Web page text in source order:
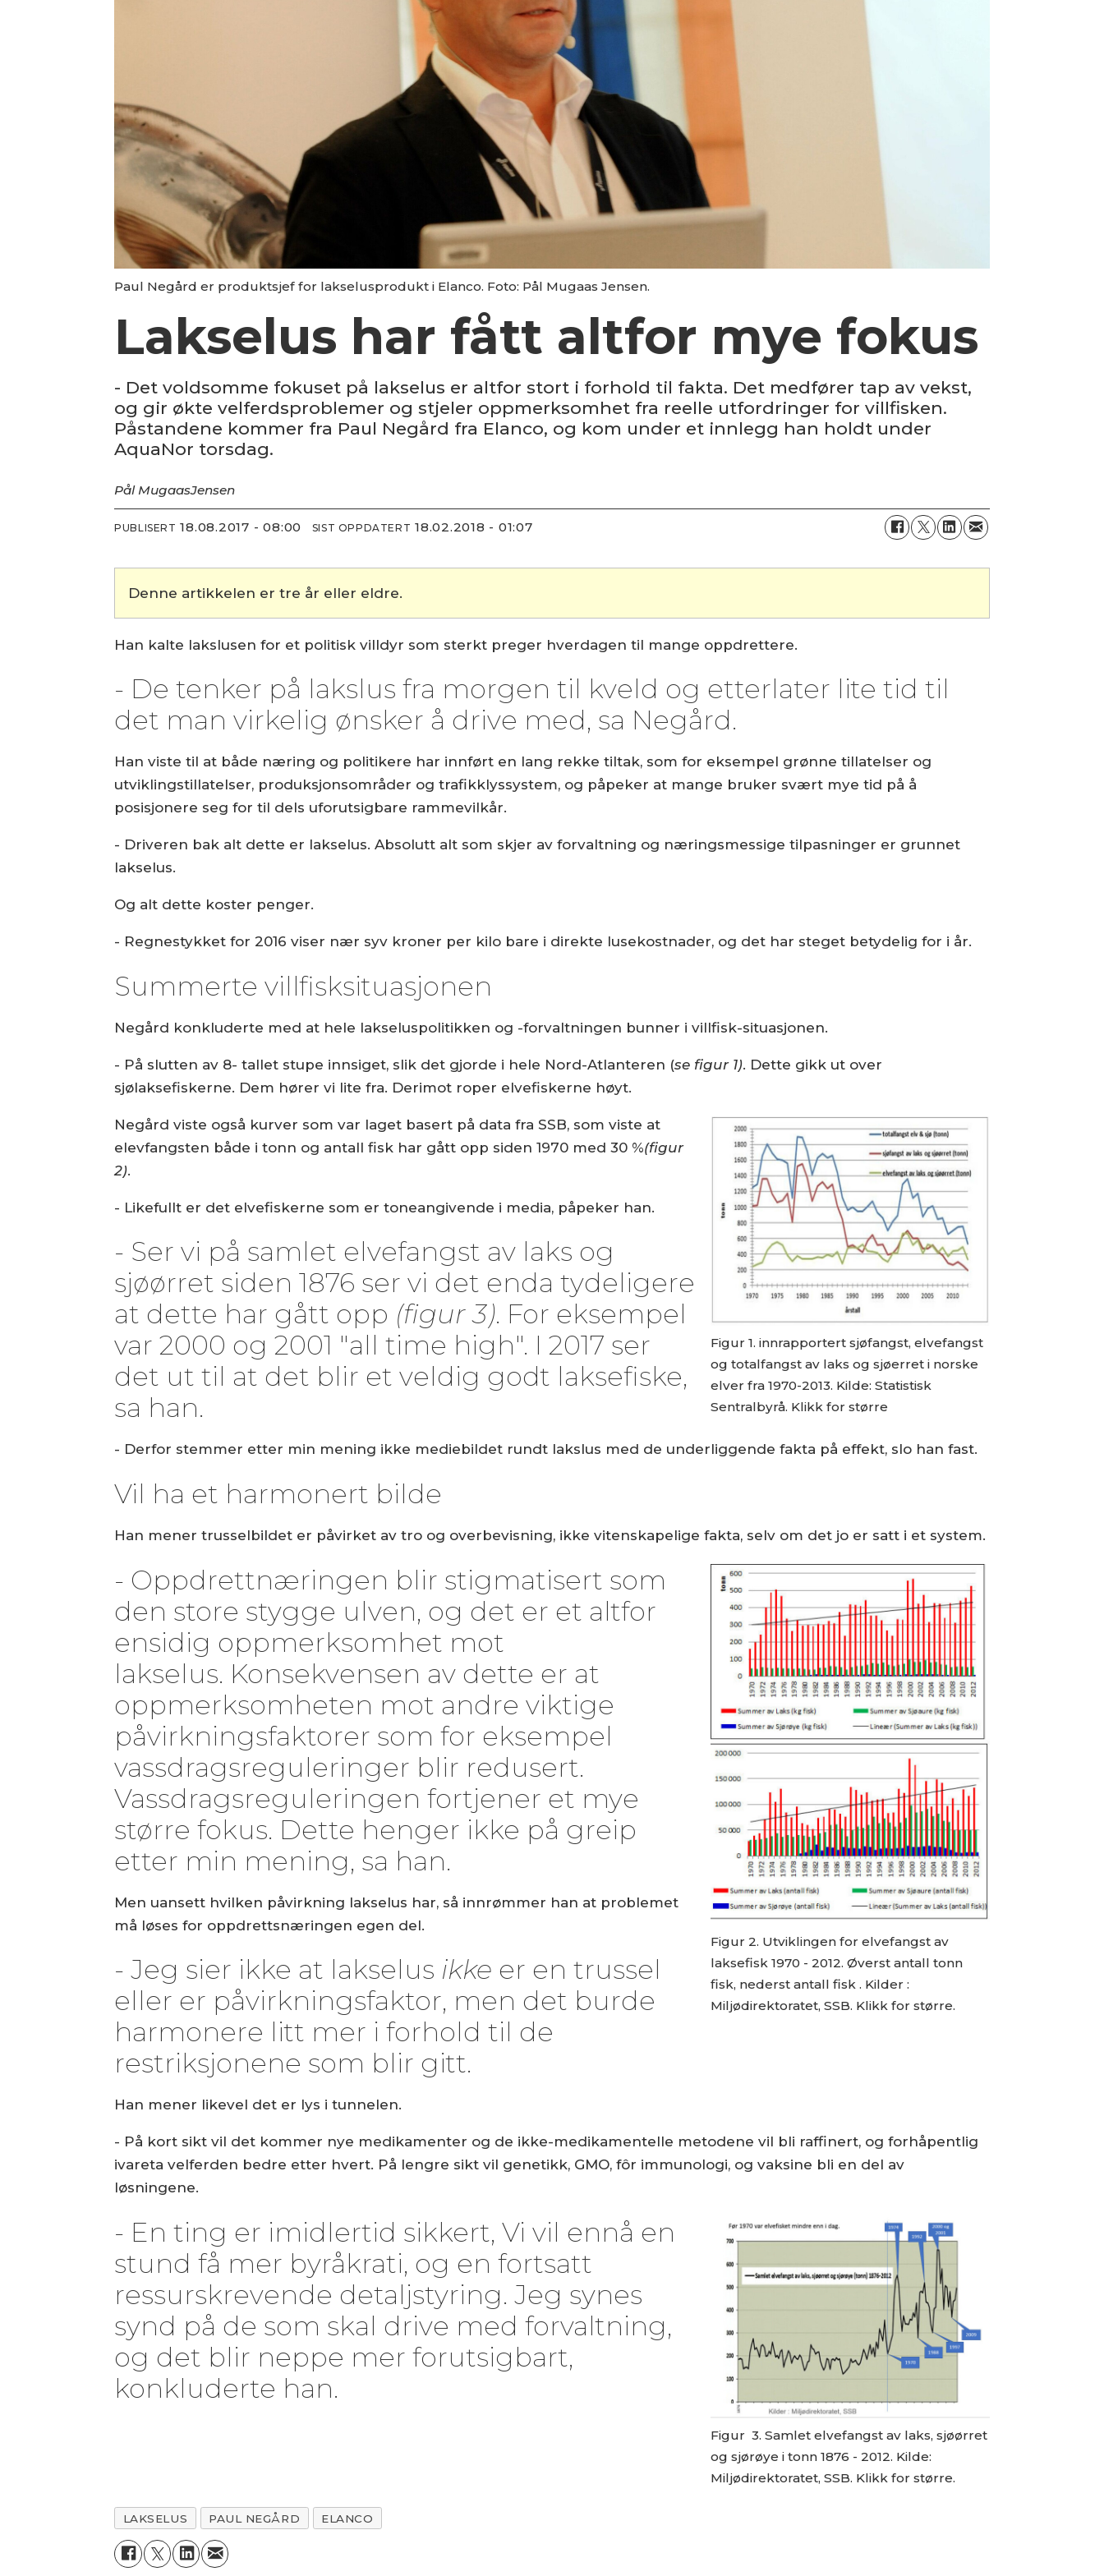
Paul Negård er produktsjef for lakselusprodukt i Elanco. Foto: Pål Mugaas Jensen.
Lakselus har fått altfor mye fokus
- Det voldsomme fokuset på lakselus er altfor stort i forhold til fakta. Det medfører tap av vekst,
og gir økte velferdsproblemer og stjeler oppmerksomhet fra reelle utfordringer for villfisken.
Påstandene kommer fra Paul Negård fra Elanco, og kom under et innlegg han holdt under
AquaNor torsdag.
Pål MugaasJensen
PUBLISERT 18.08.2017 - 08:00 SIST OPPDATERT 18.02.2018 - 01:07
Denne artikkelen er tre år eller eldre.
Han kalte lakslusen for et politisk villdyr som sterkt preger hverdagen til mange oppdrettere.
- De tenker på lakslus fra morgen til kveld og etterlater lite tid til
det man virkelig ønsker å drive med, sa Negård.
Han viste til at både næring og politikere har innført en lang rekke tiltak, som for eksempel grønne tillatelser og
utviklingstillatelser, produksjonsområder og trafikklyssystem, og påpeker at mange bruker svært mye tid på å
posisjonere seg for til dels uforutsigbare rammevilkår.
- Driveren bak alt dette er lakselus. Absolutt alt som skjer av forvaltning og næringsmessige tilpasninger er grunnet
lakselus.
Og alt dette koster penger.
- Regnestykket for 2016 viser nær syv kroner per kilo bare i direkte lusekostnader, og det har steget betydelig for i år.
Summerte villfisksituasjonen
Negård konkluderte med at hele lakseluspolitikken og -forvaltningen bunner i villfisk-situasjonen.
- På slutten av 8- tallet stupe innsiget, slik det gjorde i hele Nord-Atlanteren (se figur 1). Dette gikk ut over
sjølaksefiskerne. Dem hører vi lite fra. Derimot roper elvefiskerne høyt.
Figur 1. innrapportert sjøfangst, elvefangst
og totalfangst av laks og sjøerret i norske
elver fra 1970-2013. Kilde: Statistisk
Sentralbyrå. Klikk for større
Negård viste også kurver som var laget basert på data fra SSB, som viste at
elevfangsten både i tonn og antall fisk har gått opp siden 1970 med 30 %(figur
2).
- Likefullt er det elvefiskerne som er toneangivende i media, påpeker han.
- Ser vi på samlet elvefangst av laks og
sjøørret siden 1876 ser vi det enda tydeligere
at dette har gått opp (figur 3). For eksempel
var 2000 og 2001 "all time high". I 2017 ser
det ut til at det blir et veldig godt laksefiske,
sa han.
- Derfor stemmer etter min mening ikke mediebildet rundt lakslus med de underliggende fakta på effekt, slo han fast.
Vil ha et harmonert bilde
Han mener trusselbildet er påvirket av tro og overbevisning, ikke vitenskapelige fakta, selv om det jo er satt i et system.
Figur 2. Utviklingen for elvefangst av
laksefisk 1970 - 2012. Øverst antall tonn
fisk, nederst antall fisk . Kilder :
Miljødirektoratet, SSB. Klikk for større.
- Oppdrettnæringen blir stigmatisert som
den store stygge ulven, og det er et altfor
ensidig oppmerksomhet mot
lakselus. Konsekvensen av dette er at
oppmerksomheten mot andre viktige
påvirkningsfaktorer som for eksempel
vassdragsreguleringer blir redusert.
Vassdragsreguleringen fortjener et mye
større fokus. Dette henger ikke på greip
etter min mening, sa han.
Men uansett hvilken påvirkning lakselus har, så innrømmer han at problemet
må løses for oppdrettsnæringen egen del.
- Jeg sier ikke at lakselus ikke er en trussel
eller er påvirkningsfaktor, men det burde
harmonere litt mer i forhold til de
restriksjonene som blir gitt.
Han mener likevel det er lys i tunnelen.
- På kort sikt vil det kommer nye medikamenter og de ikke-medikamentelle metodene vil bli raffinert, og forhåpentlig
ivareta velferden bedre etter hvert. På lengre sikt vil genetikk, GMO, fôr immunologi, og vaksine bli en del av
løsningene.
Figur 3. Samlet elvefangst av laks, sjøørret
og sjørøye i tonn 1876 - 2012. Kilde:
Miljødirektoratet, SSB. Klikk for større.
- En ting er imidlertid sikkert, Vi vil ennå en
stund få mer byråkrati, og en fortsatt
ressurskrevende detaljstyring. Jeg synes
synd på de som skal drive med forvaltning,
og det blir neppe mer forutsigbart,
konkluderte han.
LAKSELUS PAUL NEGÅRD ELANCO